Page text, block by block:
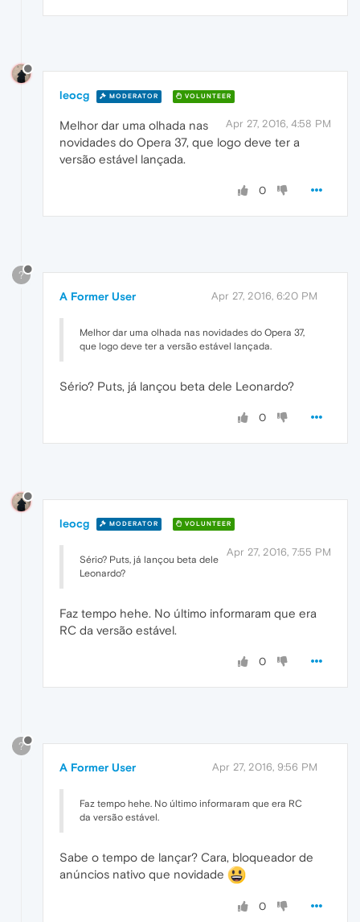
leocg MODERATOR VOLUNTEER
Apr 27, 2016, 4:58 PM
Melhor dar uma olhada nas
novidades do Opera 37, que logo deve ter a
versão estável lançada.
0
?
A Former User Apr 27, 2016, 6:20 PM
Melhor dar uma olhada nas novidades do Opera 37,
que logo deve ter a versão estável lançada.
Sério? Puts, já lançou beta dele Leonardo?
0
leocg MODERATOR VOLUNTEER
Apr 27, 2016, 7:55 PM
Sério? Puts, já lançou beta dele
Leonardo?
Faz tempo hehe. No último informaram que era
RC da versão estável.
0
?
A Former User Apr 27, 2016, 9:56 PM
Faz tempo hehe. No último informaram que era RC
da versão estável.
Sabe o tempo de lançar? Cara, bloqueador de
anúncios nativo que novidade
0